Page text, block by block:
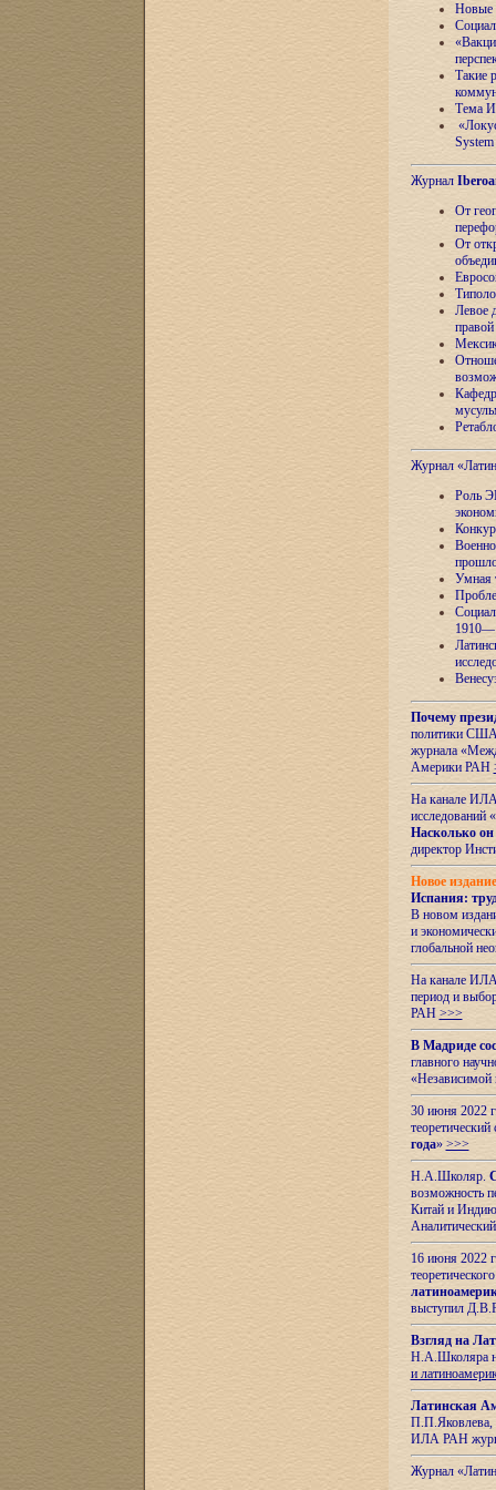
Новые
Такие
Тема
Журнал
От
От
Левое
Журнал
Роль
Умная
Почему
политики США
журнала
Америки РАН
На канале ИЛА
исследований «
Насколько он
директор
Новое
Испания:
В новом
и
глобальной
На канале
период и
РАН >>>
В Мадриде
главного
«Независимой
30 июня 2022
года» >>>
Н.А.Школяр.
возможность
Китай и
16 июня 2022
выступил
Взгляд на
Н.А.Школяра
и
Латинская
П.П.Яковлева,
ИЛА РАН
Журнал